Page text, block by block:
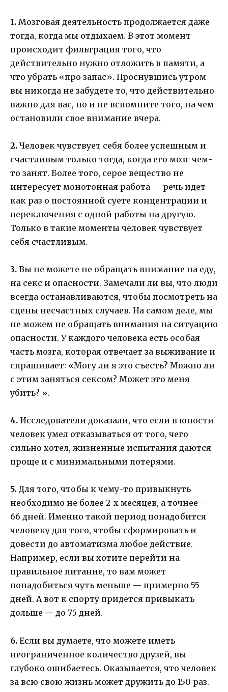
1. Мозговая деятельность продолжается даже
тогда, когда мы отдыхаем. В этот момент
происходит фильтрация того, что
действительно нужно отложить в памяти, а
что убрать «про запас». Проснувшись утром
вы никогда не забудете то, что действительно
важно для вас, но и не вспомните того, на чем
остановили свое внимание вчера.
2. Человек чувствует себя более успешным и
счастливым только тогда, когда его мозг чем-
то занят. Более того, серое вещество не
интересует монотонная работа — речь идет
как раз о постоянной суете концентрации и
переключения с одной работы на другую.
Только в такие моменты человек чувствует
себя счастливым.
3. Вы не можете не обращать внимание на еду,
на секс и опасности. Замечали ли вы, что люди
всегда останавливаются, чтобы посмотреть на
сцены несчастных случаев. На самом деле, мы
не можем не обращать внимания на ситуацию
опасности. У каждого человека есть особая
часть мозга, которая отвечает за выживание и
спрашивает: «Могу ли я это съесть? Можно ли
с этим заняться сексом? Может это меня
убить? ».
4. Исследователи доказали, что если в юности
человек умел отказываться от того, чего
сильно хотел, жизненные испытания даются
проще и с минимальными потерями.
5. Для того, чтобы к чему-то привыкнуть
необходимо не более 2-х месяцев, а точнее —
66 дней. Именно такой период понадобится
человеку для того, чтобы сформировать и
довести до автоматизма любое действие.
Например, если вы хотите перейти на
правильное питание, то вам может
понадобиться чуть меньше — примерно 55
дней. А вот к спорту придется привыкать
дольше — до 75 дней.
6. Если вы думаете, что можете иметь
неограниченное количество друзей, вы
глубоко ошибаетесь. Оказывается, что человек
за всю свою жизнь может дружить до 150 раз.